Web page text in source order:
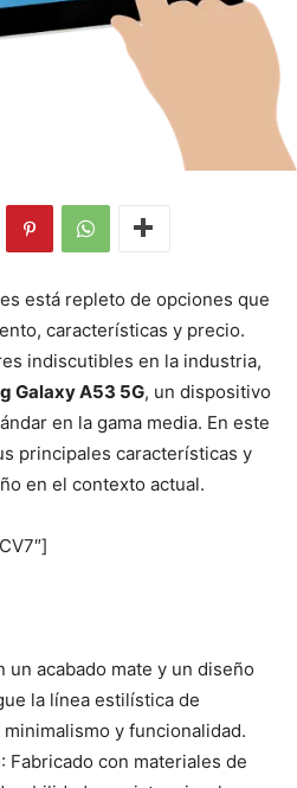
está repleto de opciones que
características y precio.
indiscutibles en la industria,
Galaxy A53 5G, un dispositivo
en la gama media. En este
principales características y
en el contexto actual.
un acabado mate y un diseño
la línea estilística de
y funcionalidad.
: Fabricado con materiales de